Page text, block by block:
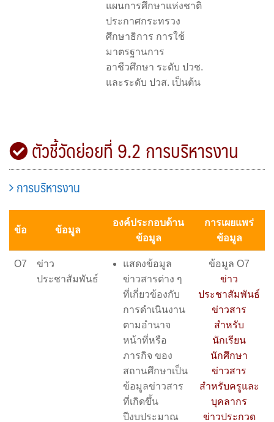
แผนการศึกษาแห่งชาติ
ประกาศกระทรวง
ศึกษาธิการ การใช้
มาตรฐานการ
อาชีวศึกษา ระดับ ปวช.
และระดับ ปวส. เป็นต้น
ตัวชี้วัดย่อยที่ 9.2 การบริหารงาน
การบริหารงาน
ข้อ ข้อมูล
องค์ประกอบด้าน
ข้อมูล
การเผยแพร่
ข้อมูล
O7
ข่าว
ประชาสัมพันธ์
แสดงข้อมูล
ข่าวสารต่าง ๆ
ที่เกี่ยวข้องกับ
การดำเนินงาน
ตามอำนาจ
หน้าที่หรือ
ภารกิจ ของ
สถานศึกษาเป็น
ข้อมูลข่าวสาร
ที่เกิดขึ้น
ปีงบประมาณ
ข้อมูล O7
ข่าว
ประชาสัมพันธ์
ข่าวสาร
สำหรับ
นักเรียน
นักศึกษา
ข่าวสาร
สำหรับครูและ
บุคลากร
ข่าวประกวด